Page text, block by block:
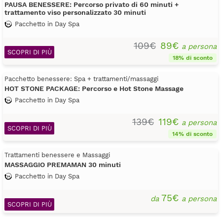
PAUSA BENESSERE: Percorso privato di 60 minuti +
trattamento viso personalizzato 30 minuti
Pacchetto in Day Spa
109€ 89€ a persona
18% di sconto
SCOPRI DI PIÙ
Pacchetto benessere: Spa + trattamenti/massaggi
HOT STONE PACKAGE: Percorso e Hot Stone Massage
Pacchetto in Day Spa
139€ 119€ a persona
14% di sconto
SCOPRI DI PIÙ
Trattamenti benessere e Massaggi
MASSAGGIO PREMAMAN 30 minuti
Pacchetto in Day Spa
da75€ a persona
SCOPRI DI PIÙ